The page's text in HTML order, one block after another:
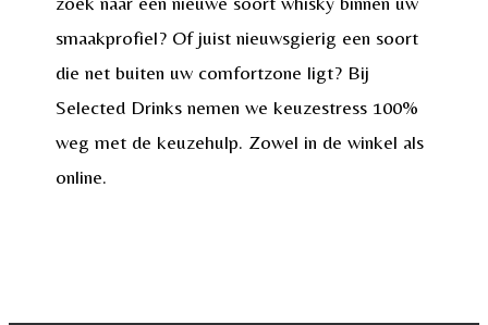
smaakprofiel? Of juist nieuwsgierig een soort
die net buiten uw comfortzone ligt? Bij
Selected Drinks nemen we keuzestress 100%
weg met de keuzehulp. Zowel in de winkel als
online.